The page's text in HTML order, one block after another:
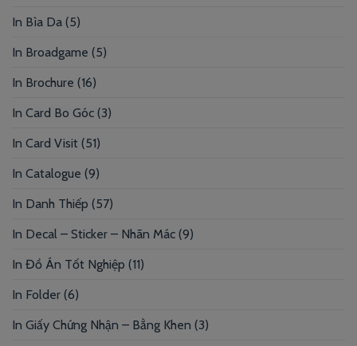
In Bìa Da (5)
In Broadgame (5)
In Brochure (16)
In Card Bo Góc (3)
In Card Visit (51)
In Catalogue (9)
In Danh Thiếp (57)
In Decal – Sticker – Nhãn Mác (9)
In Đồ Án Tốt Nghiệp (11)
In Folder (6)
In Giấy Chứng Nhận – Bằng Khen (3)